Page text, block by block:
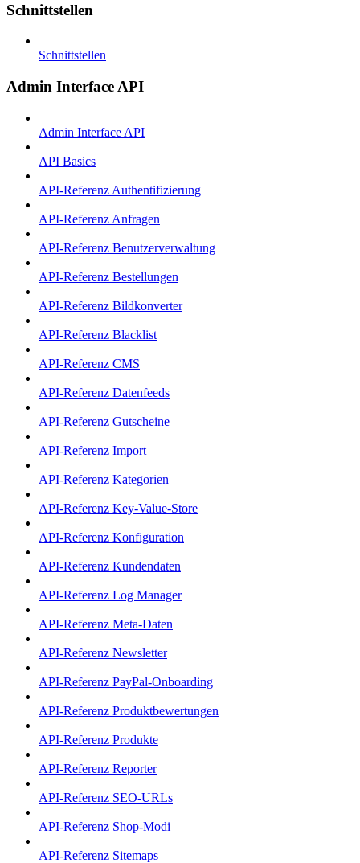
Schnittstellen
Schnittstellen
Admin Interface API
Admin Interface API
API Basics
API-Referenz Authentifizierung
API-Referenz Anfragen
API-Referenz Benutzerverwaltung
API-Referenz Bestellungen
API-Referenz Bildkonverter
API-Referenz Blacklist
API-Referenz CMS
API-Referenz Datenfeeds
API-Referenz Gutscheine
API-Referenz Import
API-Referenz Kategorien
API-Referenz Key-Value-Store
API-Referenz Konfiguration
API-Referenz Kundendaten
API-Referenz Log Manager
API-Referenz Meta-Daten
API-Referenz Newsletter
API-Referenz PayPal-Onboarding
API-Referenz Produktbewertungen
API-Referenz Produkte
API-Referenz Reporter
API-Referenz SEO-URLs
API-Referenz Shop-Modi
API-Referenz Sitemaps